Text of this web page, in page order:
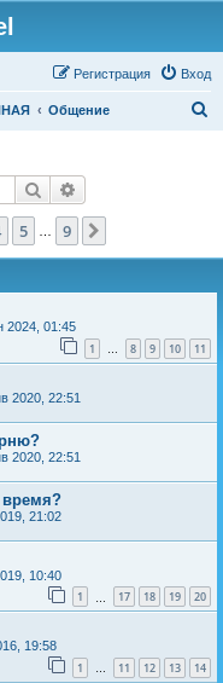
Вход
Регистрация
Общение
Поиск
5 9
2024, 01:45
1 … 8 9 10 11
2020, 22:51
2020, 22:51
время?
21:02
10:40
1 17 18 19 20
19:58
1 … 11 12 13 14